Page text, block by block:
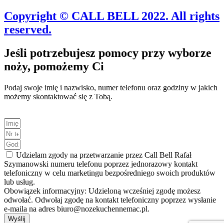
Copyright © CALL BELL 2022. All rights
reserved.
Jeśli potrzebujesz pomocy przy wyborze
noży, pomożemy Ci
Podaj swoje imię i nazwisko, numer telefonu oraz godziny w jakich
możemy skontaktować się z Tobą.
Udzielam zgody na przetwarzanie przez Call Bell Rafał
Szymanowski numeru telefonu poprzez jednorazowy kontakt
telefoniczny w celu marketingu bezpośredniego swoich produktów
lub usług.
Obowiązek informacyjny: Udzieloną wcześniej zgodę możesz
odwołać. Odwołaj zgodę na kontakt telefoniczny poprzez wysłanie
e-maila na adres biuro@nozekuchennemac.pl.
Wyślij